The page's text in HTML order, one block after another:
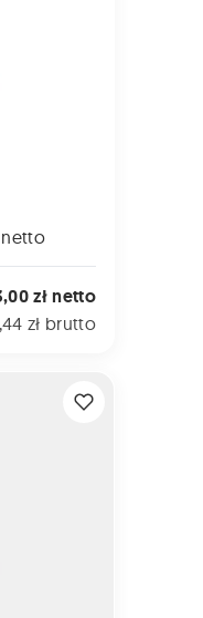
netto
zł netto
zł brutto